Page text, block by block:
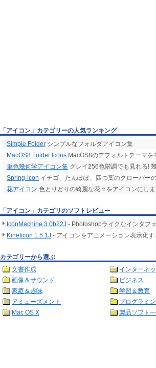
「アイコン」カテゴリーの人気ランキング
Simple Folder シンプルなフォルダアイコン集
MacOS8 Folder Icons MacOS8のデフォルトテーマ
単色幾何学アイコン集 グレイ256色階調でも見れる!
Spring-Icon イチゴ、たんぽぽ、四つ葉のクローバー
花アイコン 色とりどりの綺麗な花々をアイコンにし
「アイコン」カテゴリのソフトレビュー
IconMachine 3.0b22J - Photoshopライクなインタフ
Kineticon 1.5.1J - アイコンをアニメーション表示化す
カテゴリーから選ぶ
文書作成
インターネ
画像＆サウンド
ビジネス
家庭＆趣味
学習＆教育
アミューズメント
プログラミ
Mac OS X
製品ソフト